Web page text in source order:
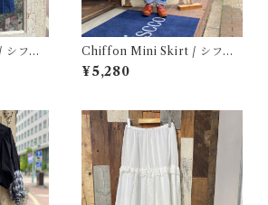
フォ
ト 古
Chiffon Mini Skirt / シフォ
ン ミニ スカート 古着
¥5,280